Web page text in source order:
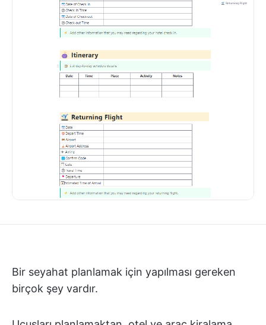
Bir seyahat planlamak için yapılması gereken
birçok şey vardır.